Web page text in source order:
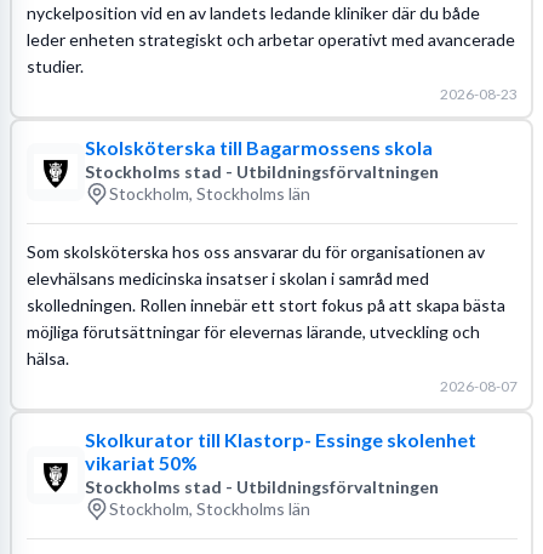
nyckelposition vid en av landets ledande kliniker där du både
leder enheten strategiskt och arbetar operativt med avancerade
studier.
2026-08-23
Skolsköterska till Bagarmossens skola
Stockholms stad - Utbildningsförvaltningen
Stockholm, Stockholms län
Som skolsköterska hos oss ansvarar du för organisationen av
elevhälsans medicinska insatser i skolan i samråd med
skolledningen. Rollen innebär ett stort fokus på att skapa bästa
möjliga förutsättningar för elevernas lärande, utveckling och
hälsa.
2026-08-07
Skolkurator till Klastorp- Essinge skolenhet
vikariat 50%
Stockholms stad - Utbildningsförvaltningen
Stockholm, Stockholms län